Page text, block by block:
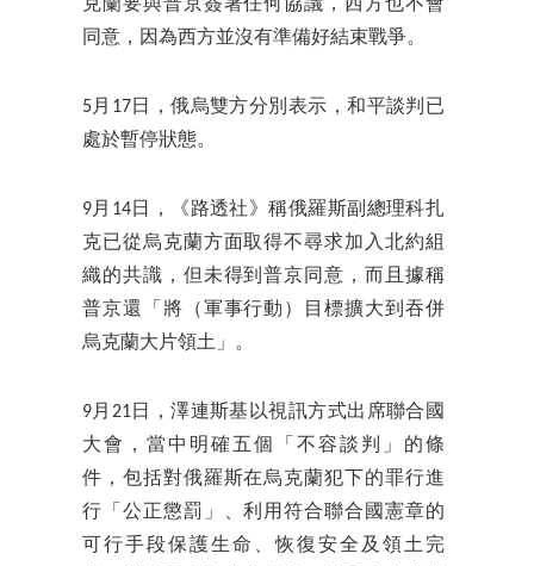
克蘭要與普京簽署任何協議，西方也不會
同意，因為西方並沒有準備好結束戰爭。
5月17日，俄烏雙方分別表示，和平談判已
處於暫停狀態。
9月14日，《路透社》稱俄羅斯副總理科扎
克已從烏克蘭方面取得不尋求加入北約組
織的共識，但未得到普京同意，而且據稱
普京還「將（軍事行動）目標擴大到吞併
烏克蘭大片領土」。
9月21日，澤連斯基以視訊方式出席聯合國
大會，當中明確五個「不容談判」的條
件，包括對俄羅斯在烏克蘭犯下的罪行進
行「公正懲罰」、利用符合聯合國憲章的
可行手段保護生命、恢復安全及領土完